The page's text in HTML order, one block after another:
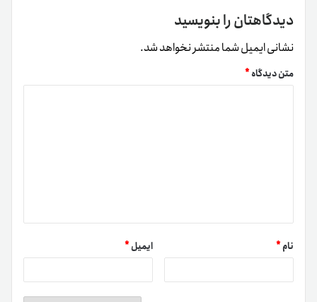
نمودار قیمت لحظه‌ای بونک را در بالای همین صفحه مشاهده
را در مبدل رمزارزی تترلند ثبت کنید.
دیدگاهتان را بنویسید
نشانی ایمیل شما منتشر نخواهد شد.
متن دیدگاه*
نام* ایمیل*